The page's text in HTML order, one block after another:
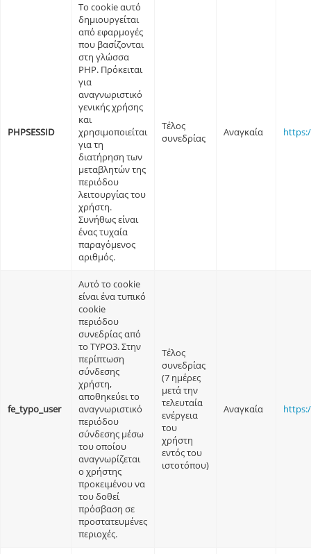
PHPSESSID
Το cookie αυτό
δημιουργείται
από εφαρμογές
που βασίζονται
στη γλώσσα
PHP. Πρόκειται
για
αναγνωριστικό
γενικής χρήσης
και
χρησιμοποιείται
για τη
διατήρηση των
μεταβλητών της
περιόδου
λειτουργίας του
χρήστη.
Συνήθως είναι
ένας τυχαία
παραγόμενος
αριθμός.
Τέλος
συνεδρίας
Αναγκαία
fe_typo_user
Αυτό το cookie
είναι ένα τυπικό
cookie
περιόδου
συνεδρίας από
το TYPO3. Στην
περίπτωση
σύνδεσης
χρήστη,
αποθηκεύει το
αναγνωριστικό
περιόδου
σύνδεσης μέσω
του οποίου
αναγνωρίζεται
ο χρήστης
προκειμένου να
του δοθεί
πρόσβαση σε
προστατευμένες
περιοχές.
Τέλος
συνεδρίας
(7 ημέρες
μετά την
τελευταία
ενέργεια
του
χρήστη
εντός του
ιστοτόπου)
Αναγκαία